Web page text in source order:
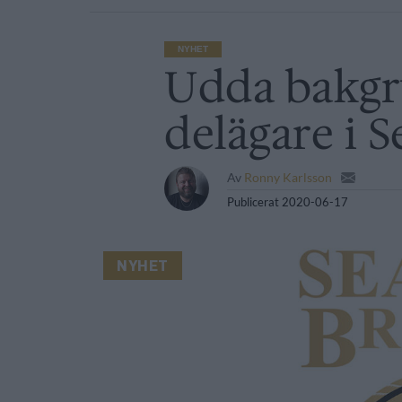
NYHET
Udda
delägare i
Av Ronny Karlsson
Publicerat 2020-06-17
NYHET